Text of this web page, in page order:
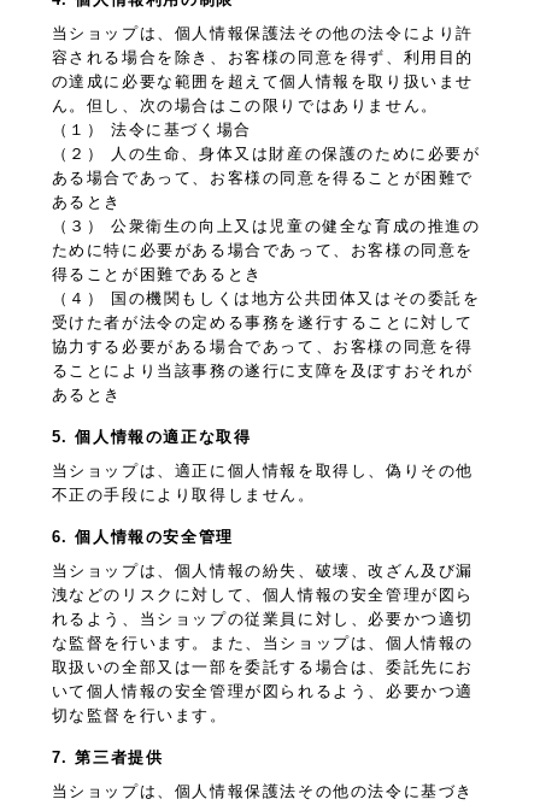
当ショップは、個人情報保護法その他の法令により許
容される場合を除き、お客様の同意を得ず、利用目的
の達成に必要な範囲を超えて個人情報を取り扱いませ
ん。但し、次の場合はこの限りではありません。
（１） 法令に基づく場合
（２） 人の生命、身体又は財産の保護のために必要が
ある場合であって、お客様の同意を得ることが困難で
あるとき
（３） 公衆衛生の向上又は児童の健全な育成の推進の
ために特に必要がある場合であって、お客様の同意を
得ることが困難であるとき
（４） 国の機関もしくは地方公共団体又はその委託を
受けた者が法令の定める事務を遂行することに対して
協力する必要がある場合であって、お客様の同意を得
ることにより当該事務の遂行に支障を及ぼすおそれが
あるとき
5. 個人情報の適正な取得
当ショップは、適正に個人情報を取得し、偽りその他
不正の手段により取得しません。
6. 個人情報の安全管理
当ショップは、個人情報の紛失、破壊、改ざん及び漏
洩などのリスクに対して、個人情報の安全管理が図ら
れるよう、当ショップの従業員に対し、必要かつ適切
な監督を行います。また、当ショップは、個人情報の
取扱いの全部又は一部を委託する場合は、委託先にお
いて個人情報の安全管理が図られるよう、必要かつ適
切な監督を行います。
7. 第三者提供
当ショップは、個人情報保護法その他の法令に基づき